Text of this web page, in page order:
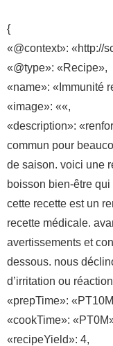
{
«@context»: «http://
«@type»: «Recipe»,
«name»: «Immunité
«image»: ««,
«description»:
commun pour
de saison. voici une
boisson bien-être
cette recette est un
recette médicale.
avertissements et
dessous. nous
d’irritation ou
«prepTime»:
«cookTime»:
«recipeYield»: 4,